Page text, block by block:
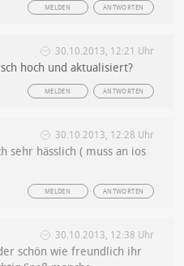
ANTWORTEN
MELDEN
30.10.2013, 12:21 Uhr
hoch und aktualisiert?
ANTWORTEN
MELDEN
30.10.2013, 12:28 Uhr
sehr hässlich ( muss an ios
ANTWORTEN
MELDEN
30.10.2013, 12:38 Uhr
schön wie freundlich ihr